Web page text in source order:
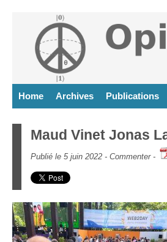
Home Archives Publications
Maud Vinet Jonas
Publié le 5 juin 2022 - Commenter-